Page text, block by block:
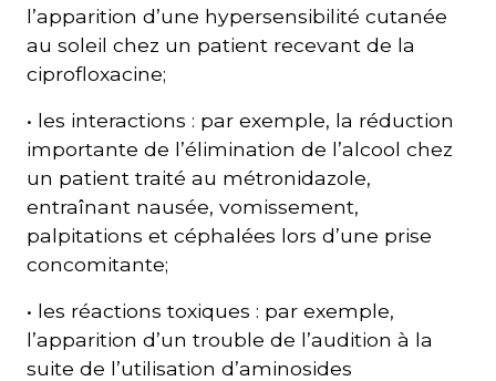
l’apparition d’une hypersensibilité cutanée
au soleil chez un patient recevant de la
ciprofloxacine;
• les interactions : par exemple, la réduction
importante de l’élimination de l’alcool chez
un patient traité au métronidazole,
entraînant nausée, vomissement,
palpitations et céphalées lors d’une prise
concomitante;
• les réactions toxiques : par exemple,
l’apparition d’un trouble de l’audition à la
suite de l’utilisation d’aminosides